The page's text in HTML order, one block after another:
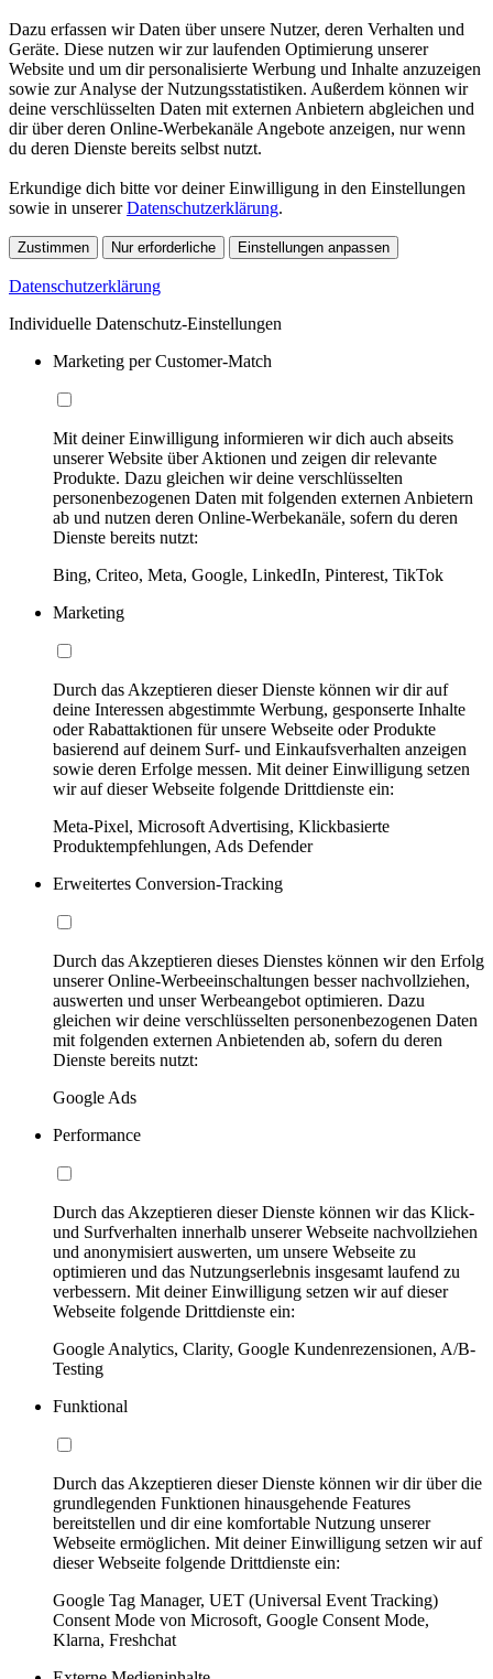
Dazu erfassen wir Daten über unsere Nutzer, deren Verhalten und
Geräte. Diese nutzen wir zur laufenden Optimierung unserer
Website und um dir personalisierte Werbung und Inhalte anzuzeigen
sowie zur Analyse der Nutzungsstatistiken. Außerdem können wir
deine verschlüsselten Daten mit externen Anbietern abgleichen und
dir über deren Online-Werbekanäle Angebote anzeigen, nur wenn
du deren Dienste bereits selbst nutzt.
Erkundige dich bitte vor deiner Einwilligung in den Einstellungen
sowie in unsererDatenschutzerklärung.
Zustimmen Nur erforderliche Einstellungen anpassen
Datenschutzerklärung
Individuelle Datenschutz-Einstellungen
Marketing per Customer-Match
Mit deiner Einwilligung informieren wir dich auch abseits
unserer Website über Aktionen und zeigen dir relevante
Produkte. Dazu gleichen wir deine verschlüsselten
personenbezogenen Daten mit folgenden externen Anbietern
ab und nutzen deren Online-Werbekanäle, sofern du deren
Dienste bereits nutzt:
Bing, Criteo, Meta, Google, LinkedIn, Pinterest, TikTok
Marketing
Durch das Akzeptieren dieser Dienste können wir dir auf
deine Interessen abgestimmte Werbung, gesponserte Inhalte
oder Rabattaktionen für unsere Webseite oder Produkte
basierend auf deinem Surf- und Einkaufsverhalten anzeigen
sowie deren Erfolge messen. Mit deiner Einwilligung setzen
wir auf dieser Webseite folgende Drittdienste ein:
Meta-Pixel, Microsoft Advertising, Klickbasierte
Produktempfehlungen, Ads Defender
Erweitertes Conversion-Tracking
Durch das Akzeptieren dieses Dienstes können wir den Erfolg
unserer Online-Werbeeinschaltungen besser nachvollziehen,
auswerten und unser Werbeangebot optimieren. Dazu
gleichen wir deine verschlüsselten personenbezogenen Daten
mit folgenden externen Anbietenden ab, sofern du deren
Dienste bereits nutzt:
Google Ads
Performance
Durch das Akzeptieren dieser Dienste können wir das Klick-
und Surfverhalten innerhalb unserer Webseite nachvollziehen
und anonymisiert auswerten, um unsere Webseite zu
optimieren und das Nutzungserlebnis insgesamt laufend zu
verbessern. Mit deiner Einwilligung setzen wir auf dieser
Webseite folgende Drittdienste ein:
Google Analytics, Clarity, Google Kundenrezensionen, A/B-
Testing
Funktional
Durch das Akzeptieren dieser Dienste können wir dir über die
grundlegenden Funktionen hinausgehende Features
bereitstellen und dir eine komfortable Nutzung unserer
Webseite ermöglichen. Mit deiner Einwilligung setzen wir auf
dieser Webseite folgende Drittdienste ein:
Google Tag Manager, UET (Universal Event Tracking)
Consent Mode von Microsoft, Google Consent Mode,
Klarna, Freshchat